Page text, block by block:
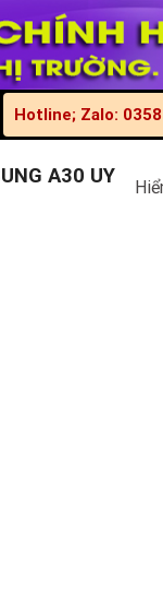
Hotline; Zalo:
A30 UY